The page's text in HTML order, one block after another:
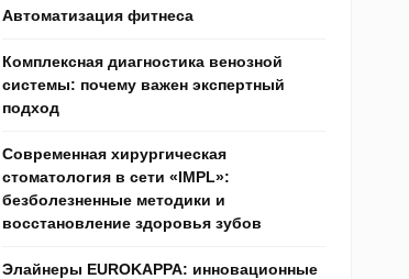
Автоматизация фитнеса
Комплексная диагностика венозной
системы: почему важен экспертный
подход
Современная хирургическая
стоматология в сети «IMPL»:
безболезненные методики и
восстановление здоровья зубов
Элайнеры EUROKAPPA: инновационные